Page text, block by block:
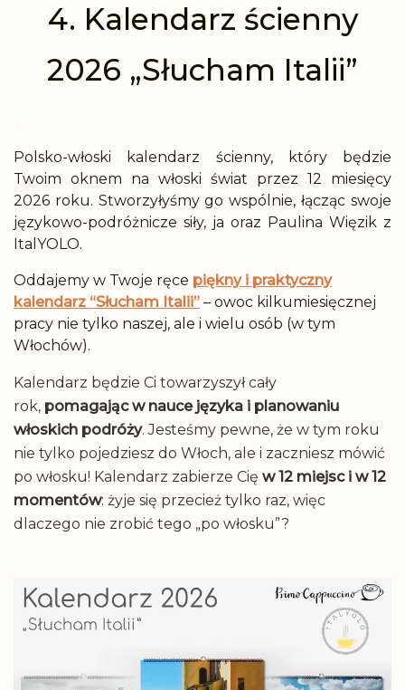
4. Kalendarz ścienny
2026 „Słucham Italii”
.
Polsko-włoski kalendarz ścienny, który będzie
Twoim oknem na włoski świat przez 12 miesięcy
2026 roku. Stworzyłyśmy go wspólnie, łącząc swoje
językowo-podróżnicze siły, ja oraz Paulina Więzik z
ItalYOLO.
Oddajemy w Twoje ręce piękny i praktyczny
kalendarz “Słucham Italii” – owoc kilkumiesięcznej
pracy nie tylko naszej, ale i wielu osób (w tym
Włochów).
Kalendarz będzie Ci towarzyszył cały
rok, pomagając w nauce języka i planowaniu
włoskich podróży. Jesteśmy pewne, że w tym roku
nie tylko pojedziesz do Włoch, ale i zaczniesz mówić
po włosku! Kalendarz zabierze Cię w 12 miejsc i w 12
momentów: żyje się przecież tylko raz, więc
dlaczego nie zrobić tego „po włosku”?